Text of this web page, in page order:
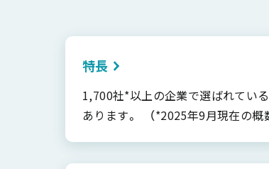
特長
1,700社*以上の企業で選ばれてい
あります。 （*2025年9月現在の概